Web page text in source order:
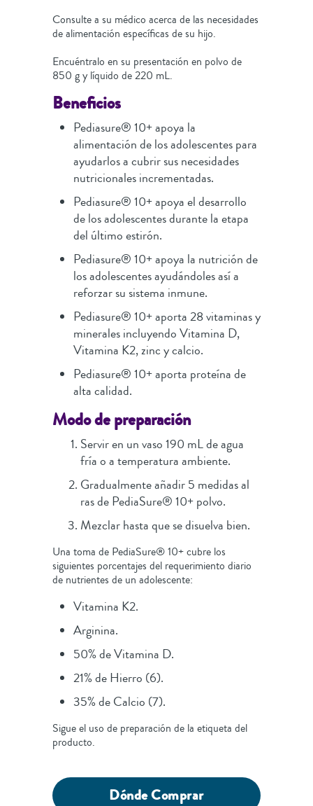
Consulte a su médico acerca de las necesidades
de alimentación específicas de su hijo.
Encuéntralo en su presentación en polvo de
850 g y líquido de 220 mL.
Beneficios
Pediasure® 10+ apoya la
alimentación de los adolescentes para
ayudarlos a cubrir sus necesidades
nutricionales incrementadas.
Pediasure® 10+ apoya el desarrollo
de los adolescentes durante la etapa
del último estirón.
Pediasure® 10+ apoya la nutrición de
los adolescentes ayudándoles así a
reforzar su sistema inmune.
Pediasure® 10+ aporta 28 vitaminas y
minerales incluyendo Vitamina D,
Vitamina K2, zinc y calcio.
Pediasure® 10+ aporta proteína de
alta calidad.
Modo de preparación
Servir en un vaso 190 mL de agua
fría o a temperatura ambiente.
Gradualmente añadir 5 medidas al
ras de PediaSure® 10+ polvo.
Mezclar hasta que se disuelva bien.
Una toma de PediaSure® 10+ cubre los
siguientes porcentajes del requerimiento diario
de nutrientes de un adolescente:
Vitamina K2.
Arginina.
50% de Vitamina D.
21% de Hierro (6).
35% de Calcio (7).
Sigue el uso de preparación de la etiqueta del
producto.
Dónde Comprar